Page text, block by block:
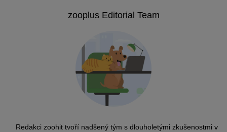
zooplus Editorial Team
Redakci zoohit tvoří nadšený tým s dlouholetými zkušenostmi v